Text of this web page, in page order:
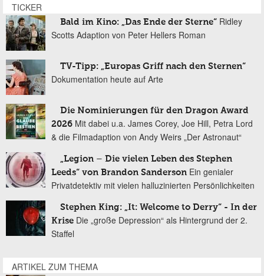
TICKER
Bald im Kino: „Das Ende der Sterne“ Ridley
Scotts Adaption von Peter Hellers Roman
TV-Tipp: „Europas Griff nach den Sternen“
Dokumentation heute auf Arte
Die Nominierungen für den Dragon Award
2026 Mit dabei u.a. James Corey, Joe Hill, Petra Lord
& die Filmadaption von Andy Weirs „Der Astronaut“
„Legion – Die vielen Leben des Stephen
Leeds“ von Brandon Sanderson Ein genialer
Privatdetektiv mit vielen halluzinierten Persönlichkeiten
Stephen King: „It: Welcome to Derry“ - In der
Krise Die „große Depression“ als Hintergrund der 2.
Staffel
ARTIKEL ZUM THEMA